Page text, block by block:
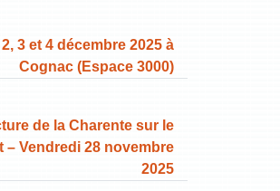
3 et 4 décembre 2025 à
Cognac (Espace 3000)
de la Charente sur le
– Vendredi 28 novembre
2025